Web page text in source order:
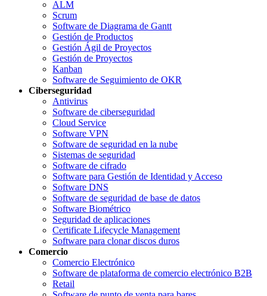
ALM
Scrum
Software de Diagrama de Gantt
Gestión de Productos
Gestión Ágil de Proyectos
Gestión de Proyectos
Kanban
Software de Seguimiento de OKR
Ciberseguridad
Antivirus
Software de ciberseguridad
Cloud Service
Software VPN
Software de seguridad en la nube
Sistemas de seguridad
Software de cifrado
Software para Gestión de Identidad y Acceso
Software DNS
Software de seguridad de base de datos
Software Biométrico
Seguridad de aplicaciones
Certificate Lifecycle Management
Software para clonar discos duros
Comercio
Comercio Electrónico
Software de plataforma de comercio electrónico B2B
Retail